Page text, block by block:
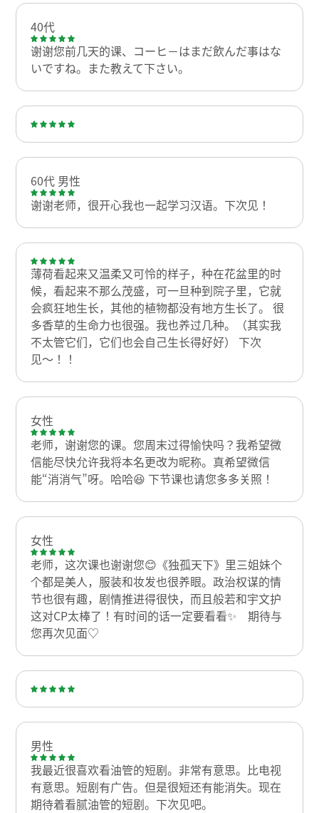
40代
谢谢您前几天的课、コーヒ－はまだ飲んだ事はな
いですね。また教えて下さい。
60代 男性
谢谢老师，很开心我也一起学习汉语。下次见！
薄荷看起来又温柔又可怜的样子，种在花盆里的时
候，看起来不那么茂盛，可一旦种到院子里，它就
会疯狂地生长，其他的植物都没有地方生长了。 很
多香草的生命力也很强。我也养过几种。（其实我
不太管它们，它们也会自己生长得好好） 下次
见〜！！
女性
老师，谢谢您的课。您周末过得愉快吗？我希望微
信能尽快允许我将本名更改为昵称。真希望微信
能“消消气”呀。哈哈😆 下节课也请您多多关照！
女性
老师，这次课也谢谢您😊《独孤天下》里三姐妹个
个都是美人，服装和妆发也很养眼。政治权谋的情
节也很有趣，剧情推进得很快，而且般若和宇文护
这对CP太棒了！有时间的话一定要看看✨ 期待与
您再次见面♡
男性
我最近很喜欢看油管的短剧。非常有意思。比电视
有意思。短剧有广告。但是很短还有能消失。现在
期待着看腻油管的短剧。下次见吧。